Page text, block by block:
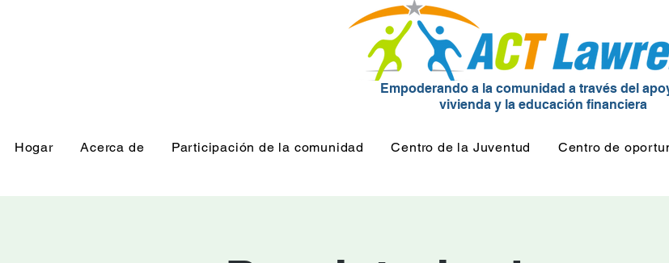
Empoderando a la comunidad a través del
vivienda y la educación financiera
Hogar Acerca de Participación de la comunidad Centro de la Juventud Centro de